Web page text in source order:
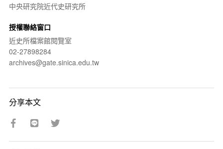
中央研究院近代史研究所
授權聯絡窗口
近史所檔案館閱覽室
02-27898284
archives@gate.sinica.edu.tw
分享本文